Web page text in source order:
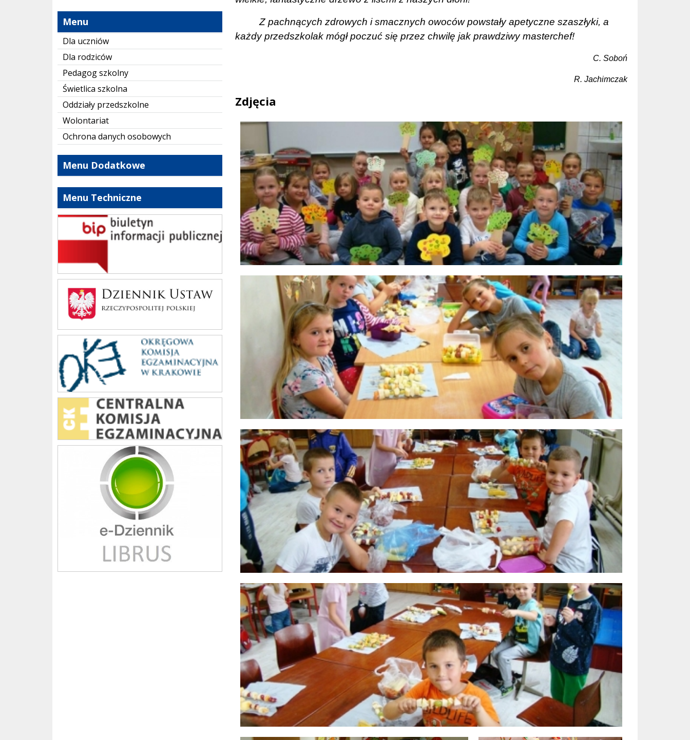
Menu
Dla uczniów
Dla rodziców
Pedagog szkolny
Świetlica szkolna
Oddziały przedszkolne
Wolontariat
Ochrona danych osobowych
Menu Dodatkowe
Menu Techniczne
bip szkoły
Dziennik Polski
oke_krakow
cke
Librus szkoła
Z pachnących zdrowych i smacznych owoców powstały apetyczne szaszłyki, a
każdy przedszkolak mógł poczuć się przez chwilę jak prawdziwy masterchef!
C. Soboń
R. Jachimczak
Zdjęcia